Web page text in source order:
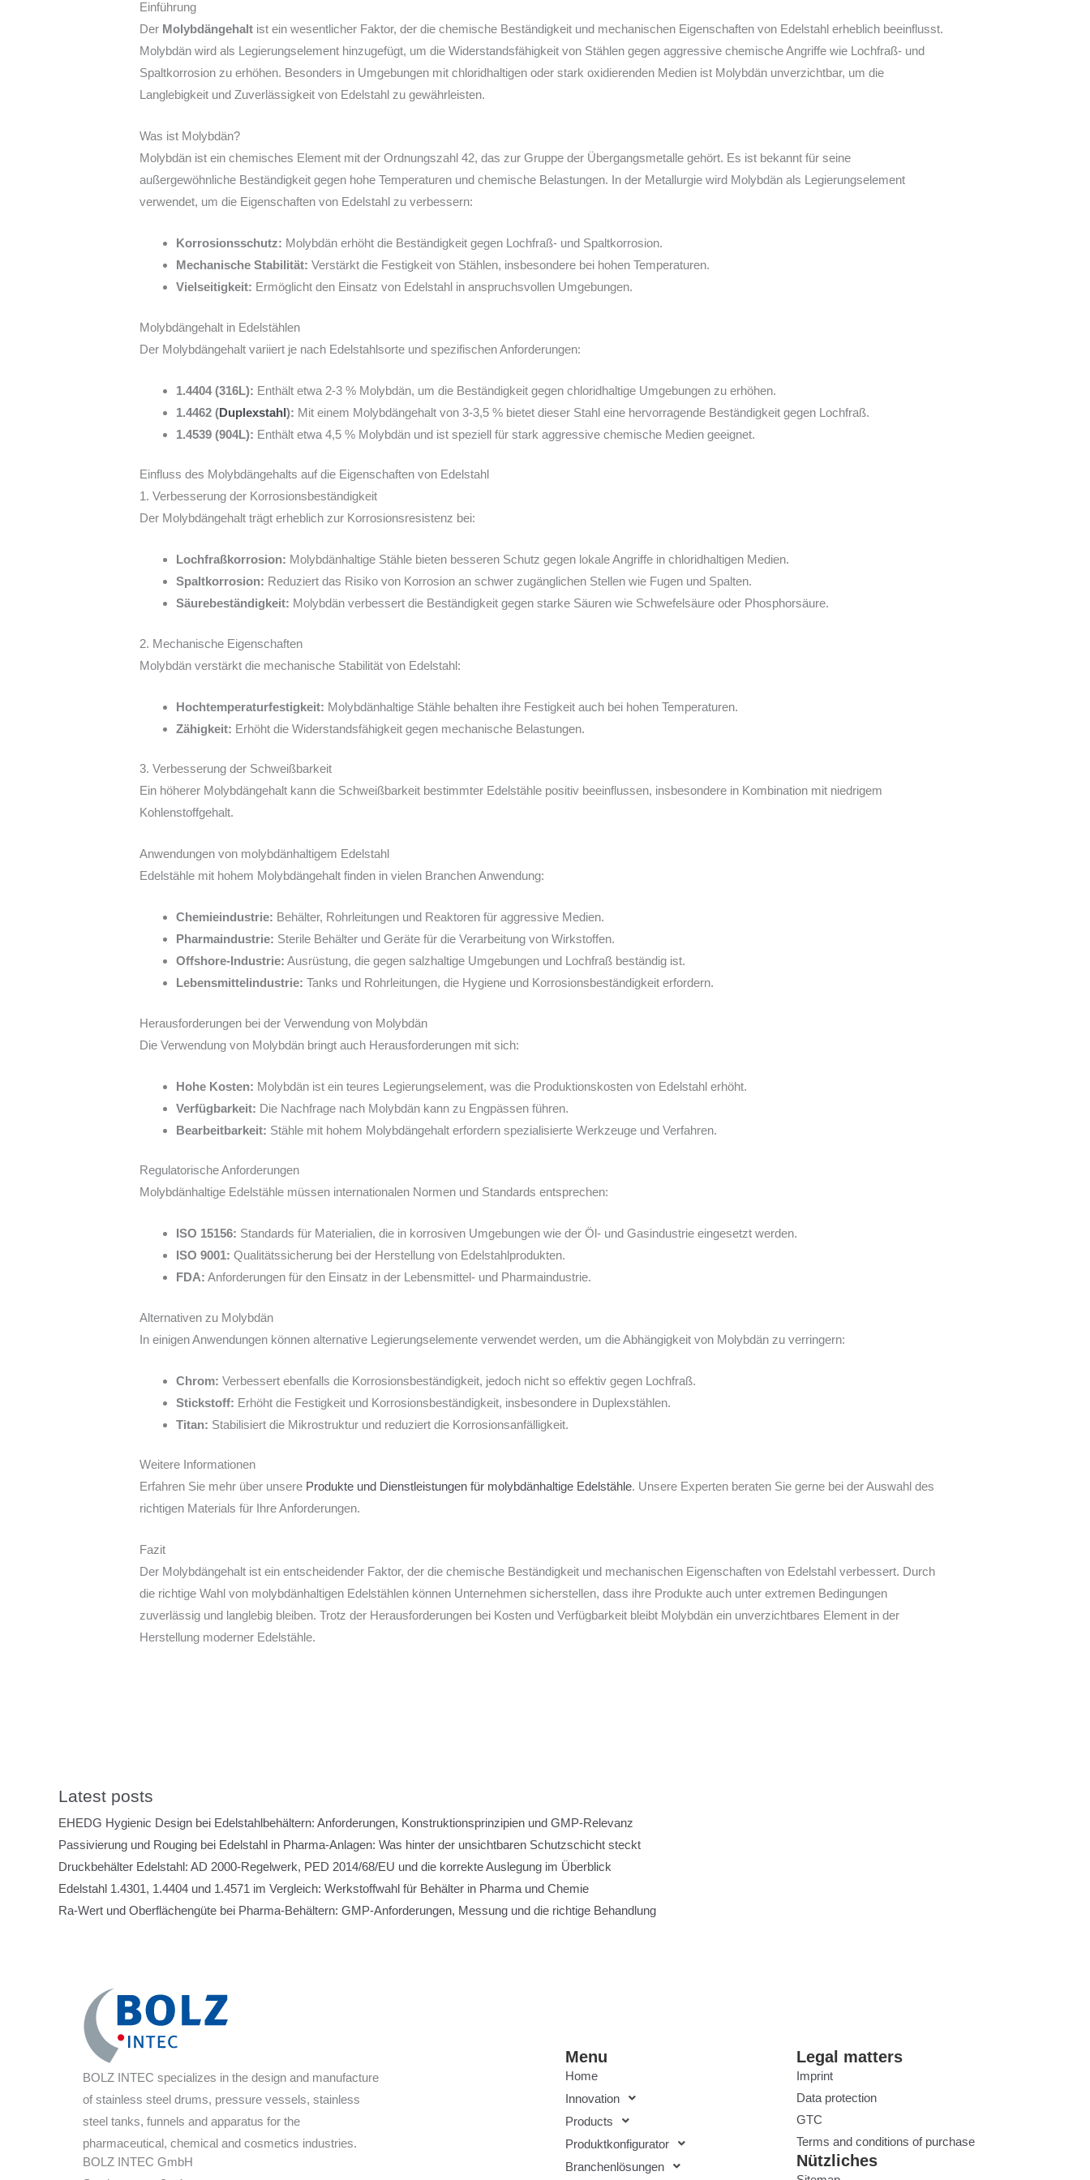
Einführung
Der Molybdängehalt ist ein wesentlicher Faktor, der die chemische Beständigkeit und mechanischen Eigenschaften von Edelstahl erheblich beeinflusst.
Molybdän wird als Legierungselement hinzugefügt, um die Widerstandsfähigkeit von Stählen gegen aggressive chemische Angriffe wie Lochfraß- und
Spaltkorrosion zu erhöhen. Besonders in Umgebungen mit chloridhaltigen oder stark oxidierenden Medien ist Molybdän unverzichtbar, um die
Langlebigkeit und Zuverlässigkeit von Edelstahl zu gewährleisten.
Was ist Molybdän?
Molybdän ist ein chemisches Element mit der Ordnungszahl 42, das zur Gruppe der Übergangsmetalle gehört. Es ist bekannt für seine
außergewöhnliche Beständigkeit gegen hohe Temperaturen und chemische Belastungen. In der Metallurgie wird Molybdän als Legierungselement
verwendet, um die Eigenschaften von Edelstahl zu verbessern:
Korrosionsschutz: Molybdän erhöht die Beständigkeit gegen Lochfraß- und Spaltkorrosion.
Mechanische Stabilität: Verstärkt die Festigkeit von Stählen, insbesondere bei hohen Temperaturen.
Vielseitigkeit: Ermöglicht den Einsatz von Edelstahl in anspruchsvollen Umgebungen.
Molybdängehalt in Edelstählen
Der Molybdängehalt variiert je nach Edelstahlsorte und spezifischen Anforderungen:
1.4404 (316L): Enthält etwa 2-3 % Molybdän, um die Beständigkeit gegen chloridhaltige Umgebungen zu erhöhen.
1.4462 (Duplexstahl): Mit einem Molybdängehalt von 3-3,5 % bietet dieser Stahl eine hervorragende Beständigkeit gegen Lochfraß.
1.4539 (904L): Enthält etwa 4,5 % Molybdän und ist speziell für stark aggressive chemische Medien geeignet.
Einfluss des Molybdängehalts auf die Eigenschaften von Edelstahl
1. Verbesserung der Korrosionsbeständigkeit
Der Molybdängehalt trägt erheblich zur Korrosionsresistenz bei:
Lochfraßkorrosion: Molybdänhaltige Stähle bieten besseren Schutz gegen lokale Angriffe in chloridhaltigen Medien.
Spaltkorrosion: Reduziert das Risiko von Korrosion an schwer zugänglichen Stellen wie Fugen und Spalten.
Säurebeständigkeit: Molybdän verbessert die Beständigkeit gegen starke Säuren wie Schwefelsäure oder Phosphorsäure.
2. Mechanische Eigenschaften
Molybdän verstärkt die mechanische Stabilität von Edelstahl:
Hochtemperaturfestigkeit: Molybdänhaltige Stähle behalten ihre Festigkeit auch bei hohen Temperaturen.
Zähigkeit: Erhöht die Widerstandsfähigkeit gegen mechanische Belastungen.
3. Verbesserung der Schweißbarkeit
Ein höherer Molybdängehalt kann die Schweißbarkeit bestimmter Edelstähle positiv beeinflussen, insbesondere in Kombination mit niedrigem
Kohlenstoffgehalt.
Anwendungen von molybdänhaltigem Edelstahl
Edelstähle mit hohem Molybdängehalt finden in vielen Branchen Anwendung:
Chemieindustrie: Behälter, Rohrleitungen und Reaktoren für aggressive Medien.
Pharmaindustrie: Sterile Behälter und Geräte für die Verarbeitung von Wirkstoffen.
Offshore-Industrie: Ausrüstung, die gegen salzhaltige Umgebungen und Lochfraß beständig ist.
Lebensmittelindustrie: Tanks und Rohrleitungen, die Hygiene und Korrosionsbeständigkeit erfordern.
Herausforderungen bei der Verwendung von Molybdän
Die Verwendung von Molybdän bringt auch Herausforderungen mit sich:
Hohe Kosten: Molybdän ist ein teures Legierungselement, was die Produktionskosten von Edelstahl erhöht.
Verfügbarkeit: Die Nachfrage nach Molybdän kann zu Engpässen führen.
Bearbeitbarkeit: Stähle mit hohem Molybdängehalt erfordern spezialisierte Werkzeuge und Verfahren.
Regulatorische Anforderungen
Molybdänhaltige Edelstähle müssen internationalen Normen und Standards entsprechen:
ISO 15156: Standards für Materialien, die in korrosiven Umgebungen wie der Öl- und Gasindustrie eingesetzt werden.
ISO 9001: Qualitätssicherung bei der Herstellung von Edelstahlprodukten.
FDA: Anforderungen für den Einsatz in der Lebensmittel- und Pharmaindustrie.
Alternativen zu Molybdän
In einigen Anwendungen können alternative Legierungselemente verwendet werden, um die Abhängigkeit von Molybdän zu verringern:
Chrom: Verbessert ebenfalls die Korrosionsbeständigkeit, jedoch nicht so effektiv gegen Lochfraß.
Stickstoff: Erhöht die Festigkeit und Korrosionsbeständigkeit, insbesondere in Duplexstählen.
Titan: Stabilisiert die Mikrostruktur und reduziert die Korrosionsanfälligkeit.
Weitere Informationen
Erfahren Sie mehr über unsere Produkte und Dienstleistungen für molybdänhaltige Edelstähle. Unsere Experten beraten Sie gerne bei der Auswahl des
richtigen Materials für Ihre Anforderungen.
Fazit
Der Molybdängehalt ist ein entscheidender Faktor, der die chemische Beständigkeit und mechanischen Eigenschaften von Edelstahl verbessert. Durch
die richtige Wahl von molybdänhaltigen Edelstählen können Unternehmen sicherstellen, dass ihre Produkte auch unter extremen Bedingungen
zuverlässig und langlebig bleiben. Trotz der Herausforderungen bei Kosten und Verfügbarkeit bleibt Molybdän ein unverzichtbares Element in der
Herstellung moderner Edelstähle.
Latest posts
EHEDG Hygienic Design bei Edelstahlbehältern: Anforderungen, Konstruktionsprinzipien und GMP-Relevanz
Passivierung und Rouging bei Edelstahl in Pharma-Anlagen: Was hinter der unsichtbaren Schutzschicht steckt
Druckbehälter Edelstahl: AD 2000-Regelwerk, PED 2014/68/EU und die korrekte Auslegung im Überblick
Edelstahl 1.4301, 1.4404 und 1.4571 im Vergleich: Werkstoffwahl für Behälter in Pharma und Chemie
Ra-Wert und Oberflächengüte bei Pharma-Behältern: GMP-Anforderungen, Messung und die richtige Behandlung
BOLZ INTEC specializes in the design and manufacture
of stainless steel drums, pressure vessels, stainless
steel tanks, funnels and apparatus for the
pharmaceutical, chemical and cosmetics industries.
BOLZ INTEC GmbH
Menu
Home
Innovation
Products
Produktkonfigurator
Branchenlösungen
Legal matters
Imprint
Data protection
GTC
Terms and conditions of purchase
Nützliches